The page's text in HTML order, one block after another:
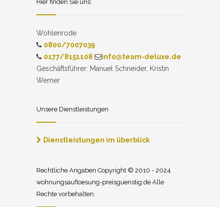
Hier finden Sie uns:
Wohlenrode
0800/7007039
0177/8151108
info@team-deluxe.de
Geschäftsführer: Manuel Schneider, Kristin
Werner
Unsere Dienstleistungen
Dienstleistungen im überblick
Rechtliche Angaben Copyright © 2010 - 2024
wohnungsaufloesung-preisguenstig.de Alle
Rechte vorbehalten.